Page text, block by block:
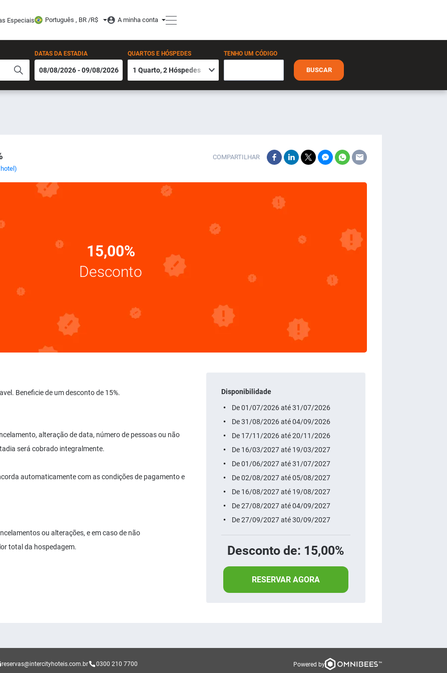
Especiais Português , BR /R$ A minha conta
DATAS DA ESTADIA QUARTOS E HÓSPEDES TENHO UM CÓDIGO
BUSCAR
COMPARTILHAR
15,00%
Desconto
Beneficie de um desconto de 15%.
alteração de data, número de pessoas ou não
será cobrado integralmente.
automaticamente com as condições de pagamento e
ou alterações, e em caso de não
total da hospedagem.
Disponibilidade
De 01/07/2026 até 31/07/2026
De 31/08/2026 até 04/09/2026
De 17/11/2026 até 20/11/2026
De 16/03/2027 até 19/03/2027
De 01/06/2027 até 31/07/2027
De 02/08/2027 até 05/08/2027
De 16/08/2027 até 19/08/2027
De 27/08/2027 até 04/09/2027
De 27/09/2027 até 30/09/2027
Desconto de: 15,00%
RESERVAR AGORA
reservas@intercityhoteis.com.br 0300 210 7700 Powered by